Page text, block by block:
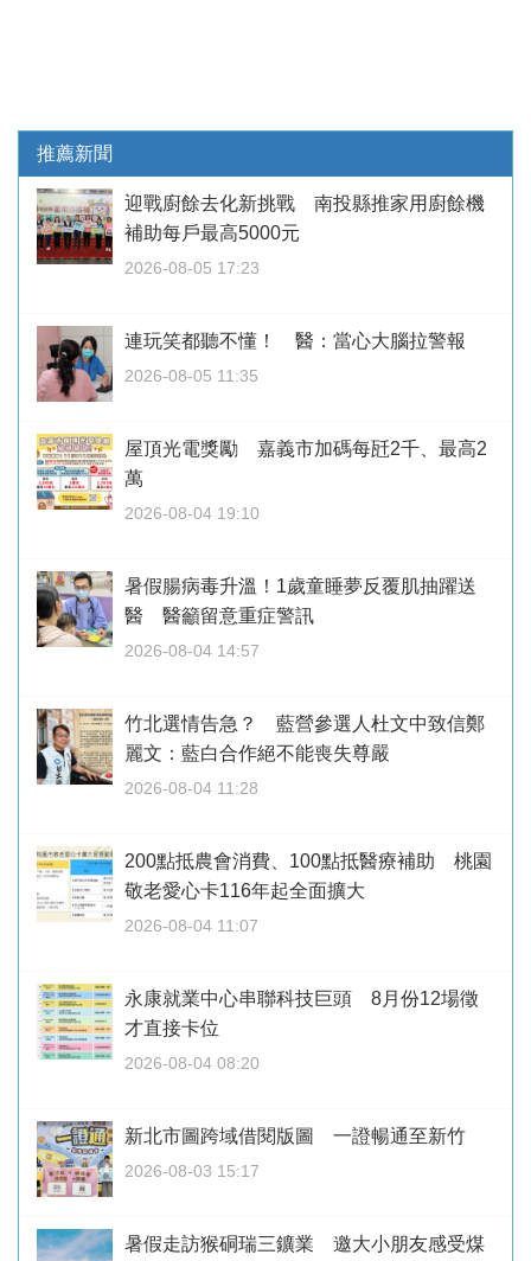
推薦新聞
迎戰廚餘去化新挑戰 南投縣推家用廚餘機
補助每戶最高5000元
2026-08-05 17:23
連玩笑都聽不懂！ 醫：當心大腦拉警報
2026-08-05 11:35
屋頂光電獎勵 嘉義市加碼每瓩2千、最高2
萬
2026-08-04 19:10
暑假腸病毒升溫！1歲童睡夢反覆肌抽躍送
醫 醫籲留意重症警訊
2026-08-04 14:57
竹北選情告急？ 藍營參選人杜文中致信鄭
麗文：藍白合作絕不能喪失尊嚴
2026-08-04 11:28
200點抵農會消費、100點抵醫療補助 桃園
敬老愛心卡116年起全面擴大
2026-08-04 11:07
永康就業中心串聯科技巨頭 8月份12場徵
才直接卡位
2026-08-04 08:20
新北市圖跨域借閱版圖 一證暢通至新竹
2026-08-03 15:17
暑假走訪猴硐瑞三鑛業 邀大小朋友感受煤